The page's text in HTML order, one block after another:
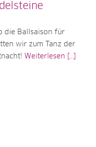
die Ballsaison für
wir zum Tanz der
Weiterlesen [...]